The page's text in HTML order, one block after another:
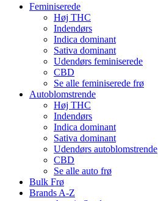
Feminiserede
Høj THC
Indendørs
Indica dominant
Sativa dominant
Udendørs feminiserede
CBD
Se alle feminiserede frø
Autoblomstrende
Høj THC
Indendørs
Indica dominant
Sativa dominant
Udendørs autoblomstrende
CBD
Se alle auto frø
Bulk Frø
Brands A-Z